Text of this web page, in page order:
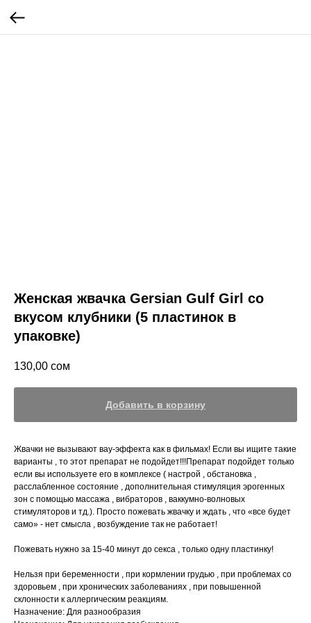
Женская жвачка Gersian Gulf Girl со
вкусом клубники (5 пластинок в
упаковке)
130,00 сом
Добавить в корзину
Жвачки не вызывают вау-эффекта как в фильмах! Если вы ищите такие
варианты , то этот препарат не подойдет!!!Препарат подойдет только
если вы используете его в комплексе ( настрой , обстановка ,
расслабленное состояние , дополнительная стимуляция эрогенных
зон с помощью массажа , вибраторов , ваккумно-волновых
стимуляторов и тд.). Просто пожевать жвачку и ждать , что «все будет
само» - нет смысла , возбуждение так не работает!
Пожевать нужно за 15-40 минут до секса , только одну пластинку!
Нельзя при беременности , при кормлении грудью , при проблемах со
здоровьем , при хронических заболеваниях , при повышенной
склонности к аллергическим реакциям.
Назначение: Для разнообразия